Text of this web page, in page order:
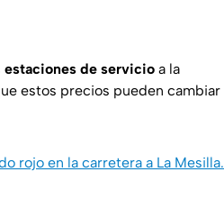
estaciones de servicio a la
estos precios pueden cambiar
rojo en la carretera a La Mesilla.